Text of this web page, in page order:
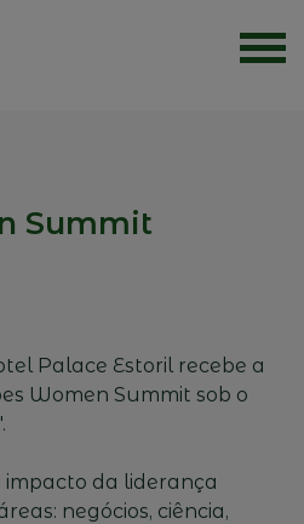
Summit
Palace Estoril recebe a
Women Summit sob o
impacto da liderança
negócios, ciência,